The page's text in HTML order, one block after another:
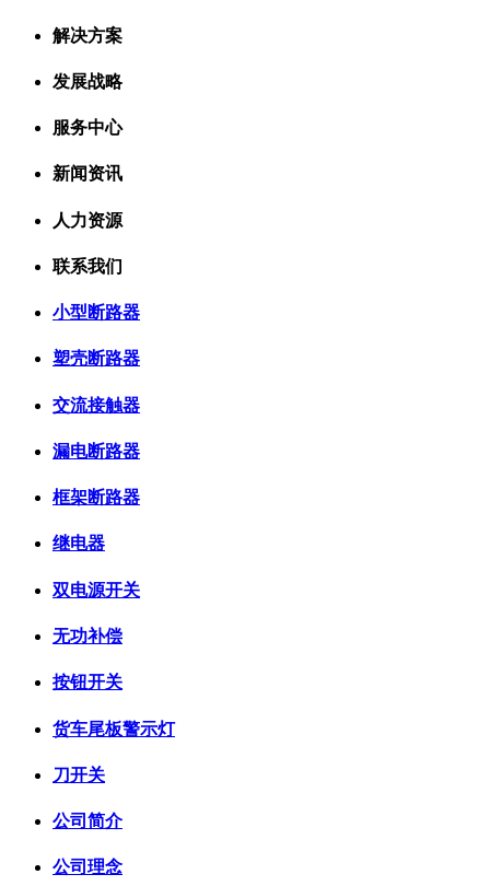
解决方案
发展战略
服务中心
新闻资讯
人力资源
联系我们
小型断路器
塑壳断路器
交流接触器
漏电断路器
框架断路器
继电器
双电源开关
无功补偿
按钮开关
货车尾板警示灯
刀开关
公司简介
公司理念